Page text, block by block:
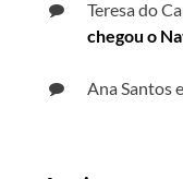
Teresa do
chegou o
Ana Santos